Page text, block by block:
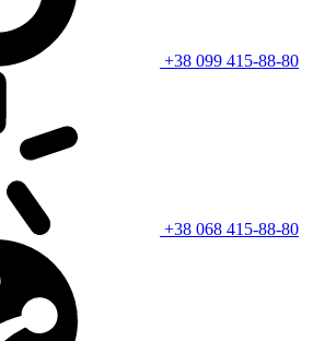
+38 099 415-88-80
+38 068 415-88-80